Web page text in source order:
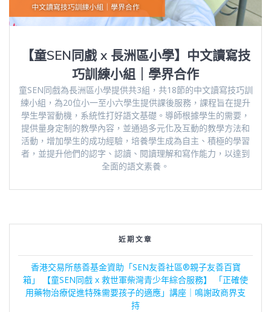
【童SEN同戲 x 長洲區小學】中文讀寫技
巧訓練小組｜學界合作
童SEN同戲為長洲區小學提供共3組，共18節的中文讀寫技巧訓
練小組，為20位小一至小六學生提供課後服務，課程旨在提升
學生學習動機，系統性打好語文基礎。導師根據學生的需要，
提供量身定制的教學內容，並通過多元化及互動的教學方法和
活動，增加學生的成功經驗，培養學生成為自主、積極的學習
者，並提升他們的認字、認讀、閱讀理解和寫作能力，以達到
全面的語文素養。
近期文章
香港交易所慈善基金資助「SEN友善社區®親子友善百寶
箱」 【童SEN同戲 x 救世軍柴灣青少年綜合服務】 「正確使
用藥物治療促進特殊需要孩子的適應」講座｜鳴謝政商界支
持